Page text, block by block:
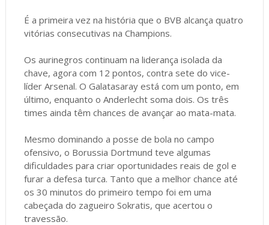
É a primeira vez na história que o BVB alcança quatro
vitórias consecutivas na Champions.
Os aurinegros continuam na liderança isolada da
chave, agora com 12 pontos, contra sete do vice-
líder Arsenal. O Galatasaray está com um ponto, em
último, enquanto o Anderlecht soma dois. Os três
times ainda têm chances de avançar ao mata-mata.
Mesmo dominando a posse de bola no campo
ofensivo, o Borussia Dortmund teve algumas
dificuldades para criar oportunidades reais de gol e
furar a defesa turca. Tanto que a melhor chance até
os 30 minutos do primeiro tempo foi em uma
cabeçada do zagueiro Sokratis, que acertou o
travessão.